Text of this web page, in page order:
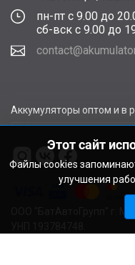
пн-пт с 9.00 до
сб-вск с 9.00 до
Аккумуляторы оптом и в
ООО "БатАвтоГрупп" г.
Этот сайт
Файлы cookies
улучшения